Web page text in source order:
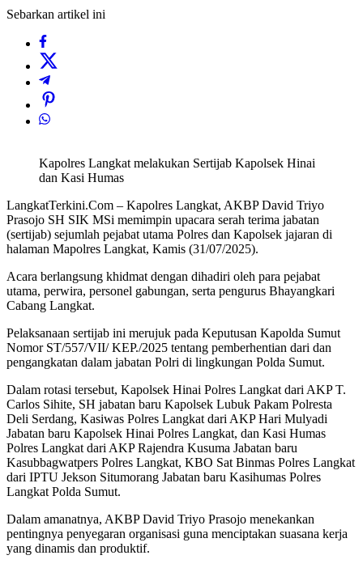
Sebarkan artikel ini
Kapolres Langkat melakukan Sertijab Kapolsek Hinai
dan Kasi Humas
LangkatTerkini.Com – Kapolres Langkat, AKBP David Triyo
Prasojo SH SIK MSi memimpin upacara serah terima jabatan
(sertijab) sejumlah pejabat utama Polres dan Kapolsek jajaran di
halaman Mapolres Langkat, Kamis (31/07/2025).
Acara berlangsung khidmat dengan dihadiri oleh para pejabat
utama, perwira, personel gabungan, serta pengurus Bhayangkari
Cabang Langkat.
Pelaksanaan sertijab ini merujuk pada Keputusan Kapolda Sumut
Nomor ST/557/VII/ KEP./2025 tentang pemberhentian dari dan
pengangkatan dalam jabatan Polri di lingkungan Polda Sumut.
Dalam rotasi tersebut, Kapolsek Hinai Polres Langkat dari AKP T.
Carlos Sihite, SH jabatan baru Kapolsek Lubuk Pakam Polresta
Deli Serdang, Kasiwas Polres Langkat dari AKP Hari Mulyadi
Jabatan baru Kapolsek Hinai Polres Langkat, dan Kasi Humas
Polres Langkat dari AKP Rajendra Kusuma Jabatan baru
Kasubbagwatpers Polres Langkat, KBO Sat Binmas Polres Langkat
dari IPTU Jekson Situmorang Jabatan baru Kasihumas Polres
Langkat Polda Sumut.
Dalam amanatnya, AKBP David Triyo Prasojo menekankan
pentingnya penyegaran organisasi guna menciptakan suasana kerja
yang dinamis dan produktif.